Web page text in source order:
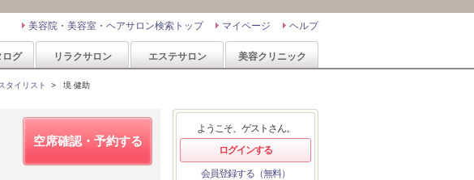
ヘルプ
マイページ
美容院・美容室・ヘアサロン検索トップ
ログ リラクサロン エステサロン 美容クリニック
タイリスト > 境 健助
空席確認・予約する
ようこそ、ゲストさん。
ログインする
会員登録する（無料）